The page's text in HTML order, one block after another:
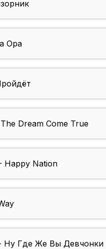
Opa
Dream Come True
Happy Nation
Ну Где Же Вы Девчонки